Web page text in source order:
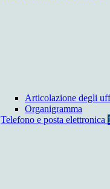
Articolazione degli
Organigramma
Telefono e posta elettronica 1